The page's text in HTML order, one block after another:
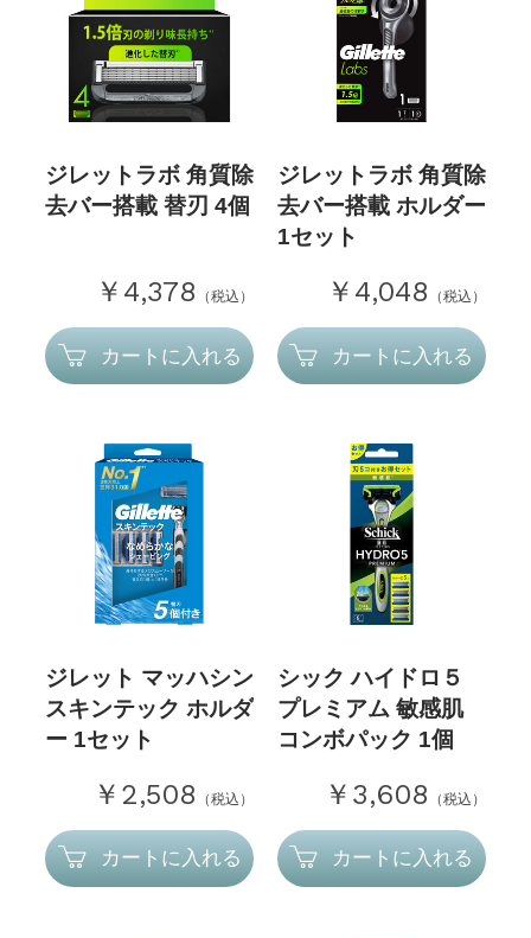
ジレットラボ 角質除
去バー搭載 替刃 4個
￥4,378 （税込）
カートに入れる
ジレットラボ 角質除
去バー搭載 ホルダー
1セット
￥4,048 （税込）
カートに入れる
ジレット マッハシン
スキンテック ホルダ
ー 1セット
￥2,508 （税込）
カートに入れる
シック ハイドロ５
プレミアム 敏感肌
コンボパック 1個
￥3,608 （税込）
カートに入れる